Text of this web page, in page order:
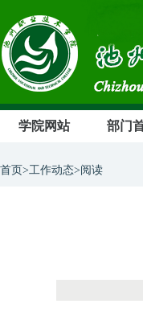
学院网站 部门
首页>工作动态>阅读